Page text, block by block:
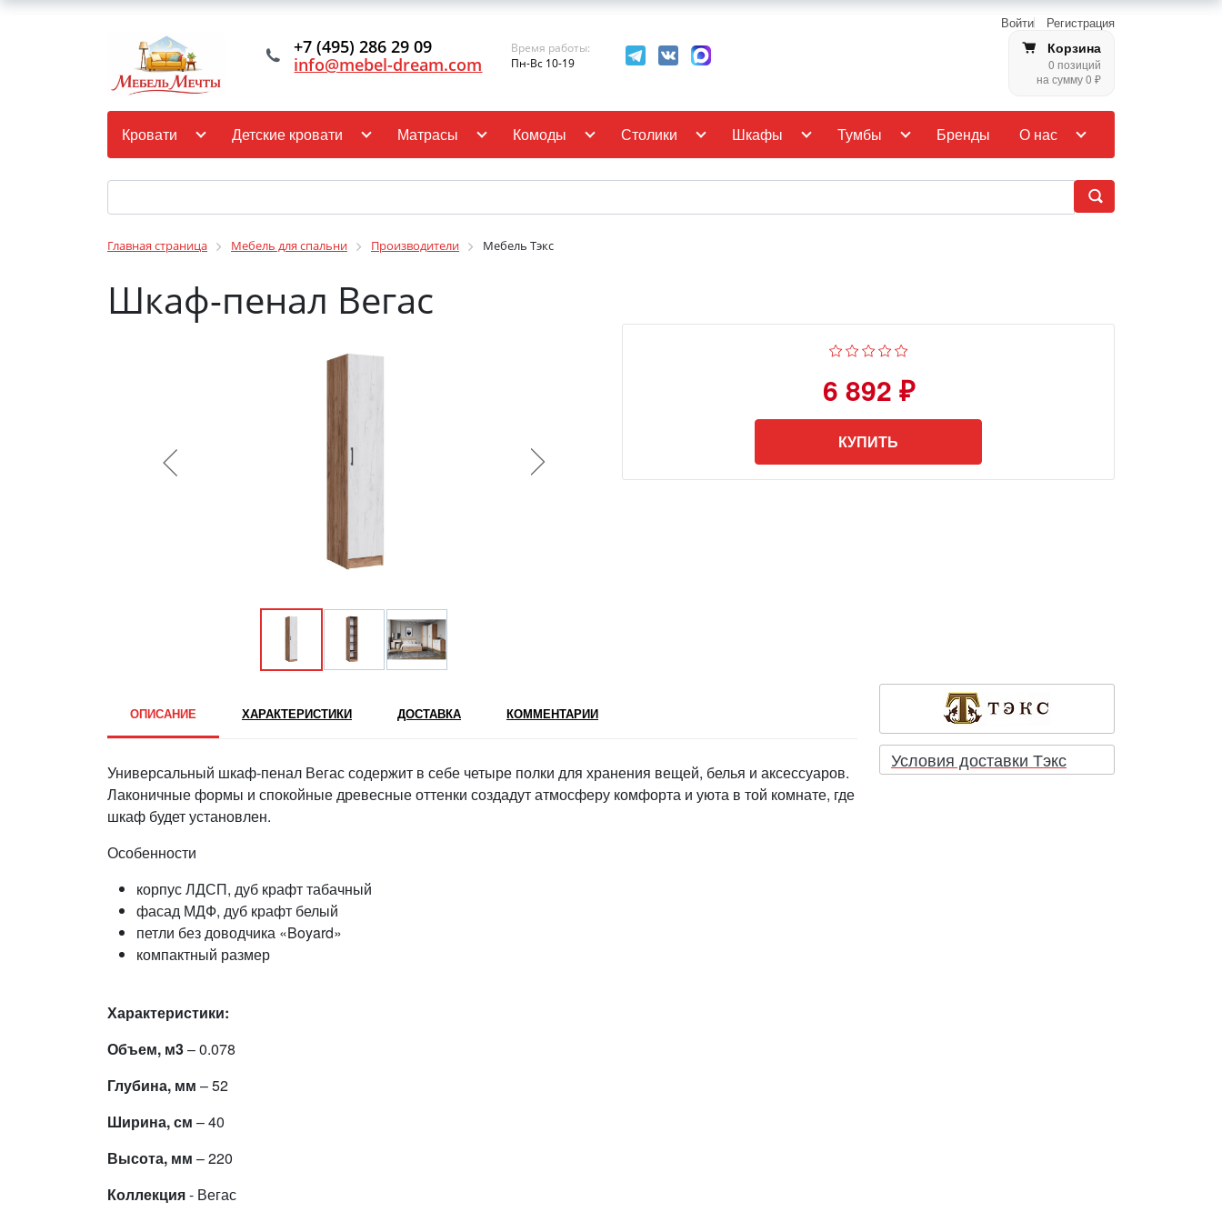
+7 (495) 286 29 09
info@mebel-dream.com
Время работы:
Пн-Вс 10-19
Войти Регистрация
Корзина
0 позиций
на сумму 0 ₽
Кровати Детские кровати Матрасы Комоды Столики Шкафы Тумбы Бренды О нас
Главная страница Мебель для спальни Производители Мебель Тэкс
Шкаф-пенал Вегас
6 892 ₽
КУПИТЬ
ОПИСАНИЕ ХАРАКТЕРИСТИКИ ДОСТАВКА КОММЕНТАРИИ
Универсальный шкаф-пенал Вегас содержит в себе четыре полки для хранения вещей, белья и аксессуаров.
Лаконичные формы и спокойные древесные оттенки создадут атмосферу комфорта и уюта в той комнате, где
шкаф будет установлен.
Особенности
корпус ЛДСП, дуб крафт табачный
фасад МДФ, дуб крафт белый
петли без доводчика «Boyard»
компактный размер
Характеристики:
Объем, м3– 0.078
Глубина, мм – 52
Ширина, см – 40
Высота, мм – 220
Коллекция- Вегас
Условия доставки Тэкс